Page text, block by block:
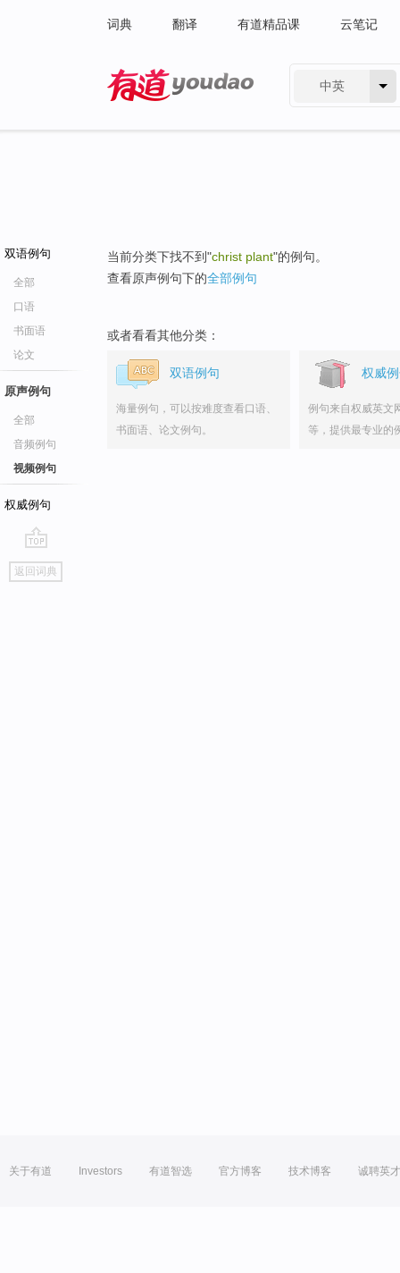
词典 翻译 有道精品课 云笔记
中英
双语例句
全部
口语
书面语
论文
原声例句
全部
音频例句
视频例句
权威例句
go
top
返回词典
当前分类下找不到"christ plant"的例句。
查看原声例句下的全部例句
或者看看其他分类：
双语例句
海量例句，可以按难度查看口语、
书面语、论文例句。
权威
例句来自权威英文
等，提供最专业的
关于有道 Investors 有道智选 官方博客 技术博客 诚聘英才